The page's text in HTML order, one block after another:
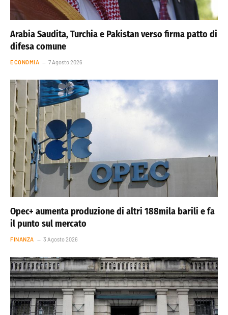
Arabia Saudita, Turchia e Pakistan verso firma patto di
difesa comune
ECONOMIA 7 Agosto 2026
Opec+ aumenta produzione di altri 188mila barili e fa
il punto sul mercato
FINANZA 3 Agosto 2026